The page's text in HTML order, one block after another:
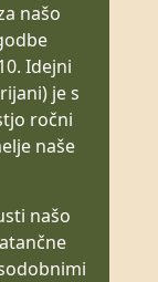
našo
Idejni
je s
ročni
naše
našo